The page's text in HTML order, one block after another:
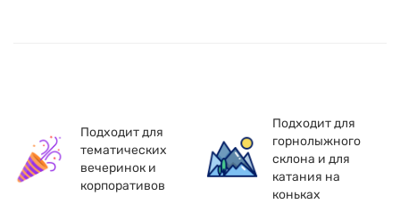
Подходит для
тематических
вечеринок и
корпоративов
Подходит для
горнолыжного
склона и для
катания на
коньках